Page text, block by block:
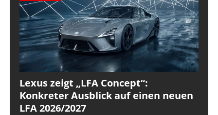
Lexus zeigt „LFA Concept“:
Konkreter Ausblick auf einen neuen
LFA 2026/2027